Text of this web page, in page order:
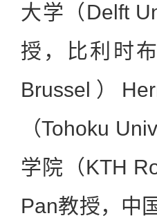
大学（Delft
授，比利时
Brussel）
（Tohoku
学院（KTH
Pan教授，中